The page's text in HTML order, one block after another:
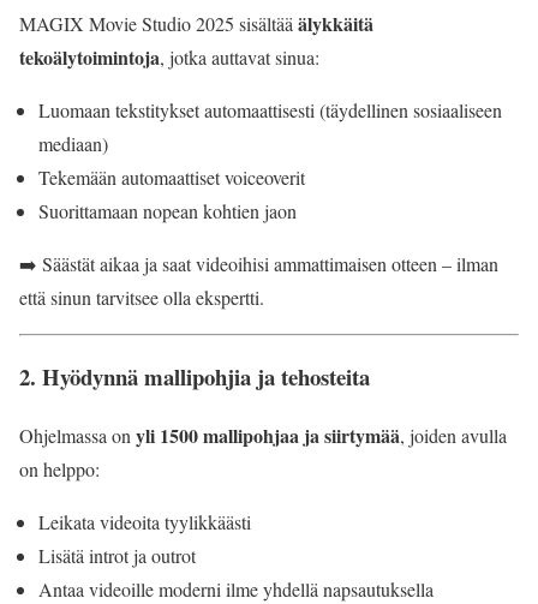
MAGIX Movie Studio 2025 sisältää älykkäitä
tekoälytoimintoja, jotka auttavat sinua:
Luomaan tekstitykset automaattisesti (täydellinen sosiaaliseen
mediaan)
Tekemään automaattiset voiceoverit
Suorittamaan nopean kohtien jaon
➡️ Säästät aikaa ja saat videoihisi ammattimaisen otteen – ilman
että sinun tarvitsee olla ekspertti.
2. Hyödynnä mallipohjia ja tehosteita
Ohjelmassa on yli 1500 mallipohjaa ja siirtymää, joiden avulla
on helppo:
Leikata videoita tyylikkäästi
Lisätä introt ja outrot
Antaa videoille moderni ilme yhdellä napsautuksella